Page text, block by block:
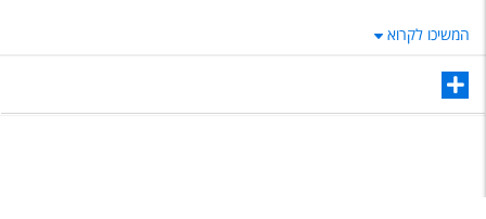
שחשקה נפשם בחופשה קרובה לבית – יש מלונות מצוינים
בנתניה סמוך לים התיכון, וגם תל אביב תורמת את חלקה לחוויה
עם מלונות אורבניים, וגם מלונות חוף מפוארים. בתוך זמן נסיעה
קצר תוכלו להיזרק בבריכה, לטייל על שפת הים (מה שחווייתי מאד
גם בחורף), או סתם לנוח בחדר ולשכוח ממה שבחוץ. לספונטניות
המשיכו לקרוא